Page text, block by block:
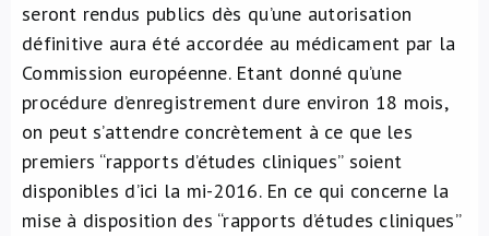
seront rendus publics dès qu’une autorisation
définitive aura été accordée au médicament par la
Commission européenne. Etant donné qu’une
procédure d’enregistrement dure environ 18 mois,
on peut s’attendre concrètement à ce que les
premiers “rapports d’études cliniques” soient
disponibles d’ici la mi-2016. En ce qui concerne la
mise à disposition des “rapports d’études cliniques”